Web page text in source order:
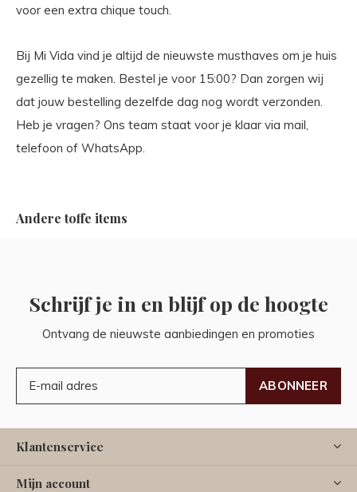
voor een extra chique touch.
Bij Mi Vida vind je altijd de nieuwste musthaves om je huis
gezellig te maken. Bestel je voor 15:00? Dan zorgen wij
dat jouw bestelling dezelfde dag nog wordt verzonden.
Heb je vragen? Ons team staat voor je klaar via mail,
telefoon of WhatsApp.
Andere toffe items
Schrijf je in en blijf op de hoogte
Ontvang de nieuwste aanbiedingen en promoties
ABONNEER
Klantenservice
Mijn account